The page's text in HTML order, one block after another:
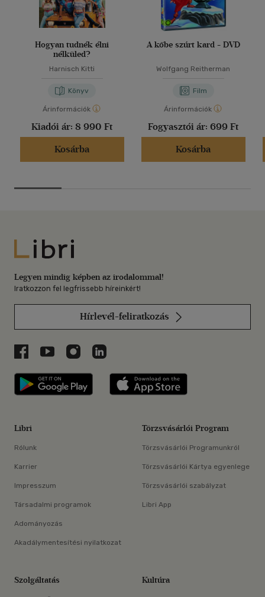
Hogyan tudnék élni
nélküled?
Harnisch Kitti
Könyv
Árinformációk
Kiadói ár: 8 990 Ft
Kosárba
A kőbe szúrt kard - DVD
Wolfgang Reitherman
Film
Árinformációk
Fogyasztói ár: 699 Ft
Kosárba
Libri
Legyen mindig képben az irodalommal!
Iratkozzon fel legfrissebb híreinkért!
Hírlevél-feliratkozás
Libri a Facebookon
Libri a Youtube-on
Libri az Instagramon
Libri a LinkedInen
Libri applikáció Szerezd meg: Google
Libri
Rólunk
Karrier
Impresszum
Társadalmi programok
Adományozás
Akadálymentesítési nyilatkozat
Törzsvásárlói Program
Törzsvásárlói Programunkról
Törzsvásárlói Kártya egyenlege
Törzsvásárlói szabályzat
Libri App
Szolgáltatás Kultúra